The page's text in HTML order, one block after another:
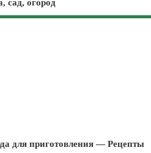
сад, огород
для приготовления — Рецепты